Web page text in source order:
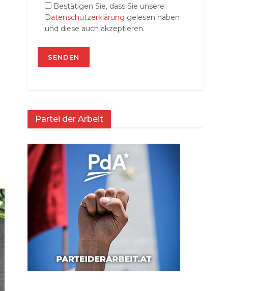
Bestätigen Sie, dass Sie unsere
Datenschutzerklärung gelesen haben
und diese auch akzeptieren.
Partei der Arbeit